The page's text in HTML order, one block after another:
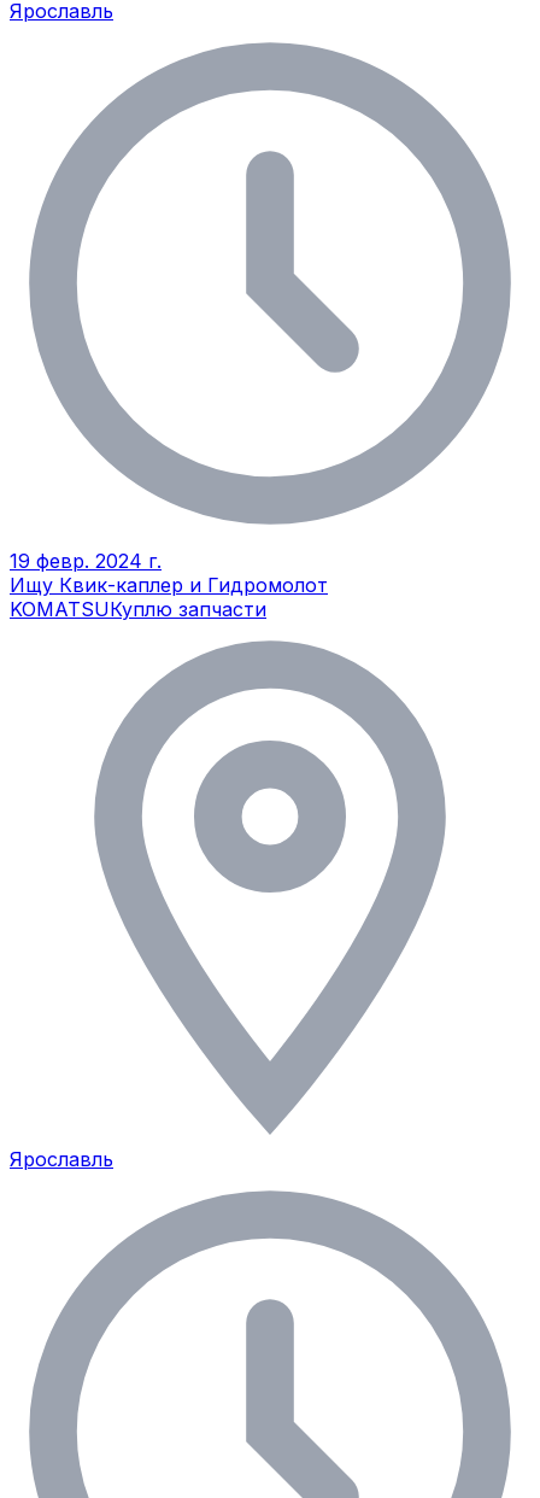
Ярославль
19 февр. 2024 г.
Ищу Квик-каплер и Гидромолот
KOMATSUКуплю запчасти
Ярославль